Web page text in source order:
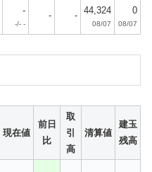
-
-/- -
- - 44,324
08/07
0
08/07
現在値
前日
比
取
引
高
清算値
建玉
残高